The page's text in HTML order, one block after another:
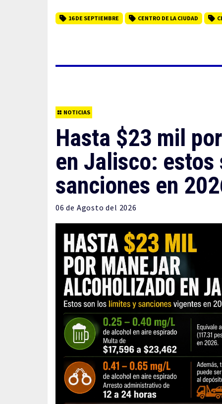
16 DE SEPTIEMBRE CENTRO DE LA CIUDAD
NOTICIAS
Hasta $23 mil
en Jalisco:
sanciones en
06 de Agosto del 2026